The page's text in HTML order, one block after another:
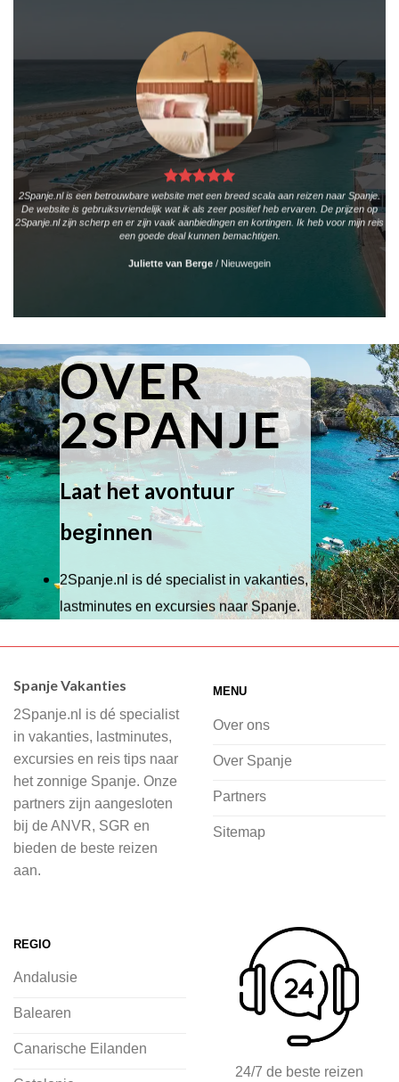
2Spanje.nl is een betrouwbare website met een breed scala aan reizen naar Spanje.
De website is gebruiksvriendelijk wat ik als zeer positief heb ervaren. De prijzen op
2Spanje.nl zijn scherp en er zijn vaak aanbiedingen en kortingen. Ik heb voor mijn reis
een goede deal kunnen bemachtigen.
Juliette van Berge / Nieuwegein
OVER
2SPANJE
Laat het avontuur
beginnen
2Spanje.nl is dé specialist in vakanties,
lastminutes en excursies naar Spanje.
Wij hebben een breed scala aan
of je nu wilt relaxen op het strand,
cultuur wilt ontdekken of avontuur zoekt
in de natuur.
Bij 2Spanje.nl begint de voorpret al
voordat je het vliegtuig instapt, door
inspiratie op te doen over dit zonnige
vliegvakantie zoeken en boeken bij
2Spanje.nl, met een team dat altijd
klaarstaat om eventuele vragen te
beantwoorden en ervoor te zorgen dat
jij met een gerust hart op vakantie kunt
Spanje Vakanties
2Spanje.nl is dé specialist
in vakanties, lastminutes,
excursies en reis tips naar
het zonnige Spanje. Onze
partners zijn aangesloten
bij de ANVR, SGR en
bieden de beste reizen
aan.
MENU
Over ons
Over Spanje
Partners
Sitemap
REGIO
Andalusie
Balearen
Canarische Eilanden
24/7 de beste reizen